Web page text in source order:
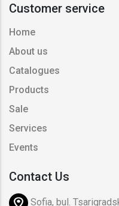
Customer service
Home
About us
Catalogues
Products
Sale
Services
Events
Contact Us
Sofia, bul.